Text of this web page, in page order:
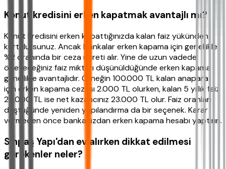
Konut kredisini erken kapatmak avantajlı mı?
Konut kredisini erken kapattığınızda kalan faiz yükünden
kurtulursunuz. Ancak bankalar erken kapama için genellikle
%2 oranında bir ceza ücreti alır. Yine de uzun vadede
ödeyeceğiniz faiz miktarı düşünüldüğünde erken kapama
genellikle avantajlıdır. Örneğin 100.000 TL kalan anapara
için erken kapama cezası 2.000 TL olurken, kalan 5 yıllık faiz
25.000 TL ise net kazancınız 23.000 TL olur. Faiz oranları
düştüğünde yeniden yapılandırma da bir seçenek. Karar
vermeden önce bankanızdan erken kapama hesabı yaptırın.
Sinpaş Yapı'dan ev alırken dikkat edilmesi
gerekenler neler?